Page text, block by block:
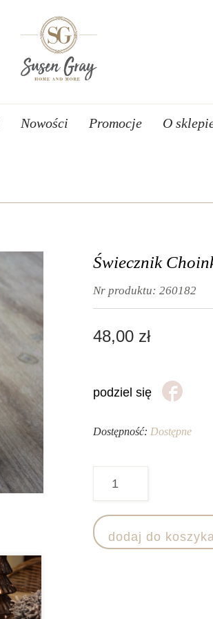
Nowości Promocje O
Świecznik
Nr produktu: 260182
48,00 zł
podziel się
Dostępność: Dostępne
Choinka
-
dodaj do